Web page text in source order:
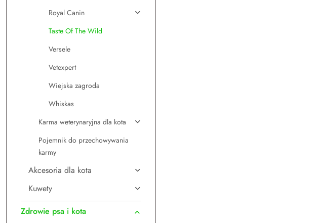
Royal Canin
Taste Of The Wild
Versele
Vetexpert
Wiejska zagroda
Whiskas
Karma weterynaryjna dla kota
Pojemnik do przechowywania
karmy
Akcesoria dla kota
Kuwety
Zdrowie psa i kota